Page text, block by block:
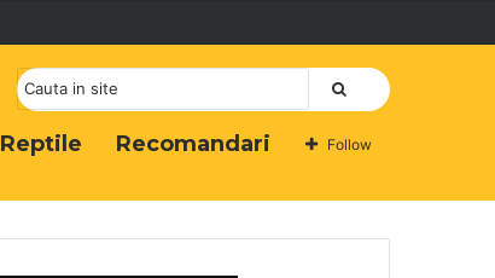
Cauta
Reptile Recomandari Follow